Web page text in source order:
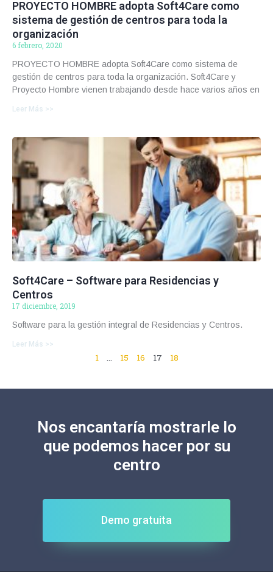
PROYECTO HOMBRE adopta Soft4Care como
sistema de gestión de centros para toda la
organización
6 febrero, 2020
PROYECTO HOMBRE adopta Soft4Care como sistema de
gestión de centros para toda la organización. Soft4Care y
Proyecto Hombre vienen trabajando desde hace varios años en
Leer Más >>
Soft4Care – Software para Residencias y
Centros
17 diciembre, 2019
Software para la gestión integral de Residencias y Centros.
Leer Más >>
1 … 15 16 17 18
Nos encantaría mostrarle lo
que podemos hacer por su
centro
Demo gratuita